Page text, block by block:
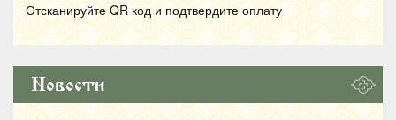
Отсканируйте QR код и подтвердите оплату
Новости